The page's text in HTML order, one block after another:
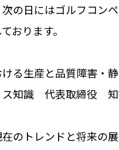
の日にはゴルフコンペ
おります。
る生産と品質障害・静
識 代表取締役 知
のトレンドと将来の展